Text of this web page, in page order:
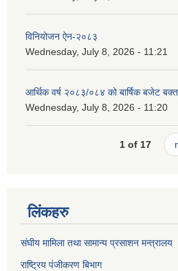
विनियोजन ऐन-२०८३
Wednesday, July 8, 2026 - 11:21
आर्थिक वर्ष २०८३/०८४ को बार्षिक बजेट
Wednesday, July 8, 2026 - 11:20
1 of 17
लिंकहरु
संघीय मामिला तथा सामान्य प्रसाशन मन्त्रालय
राष्ट्रिय पंजीकरण बिभाग